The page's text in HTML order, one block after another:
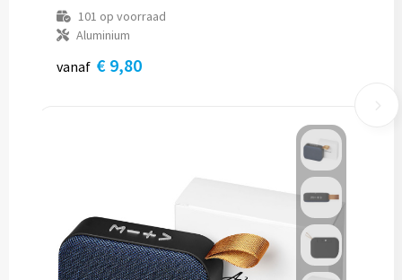
101 op voorraad
Aluminium
vanaf € 9,80